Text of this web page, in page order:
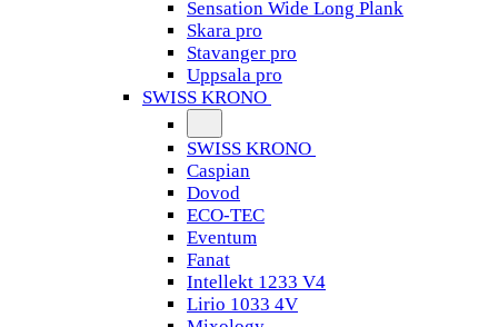
Sensation Wide Long Plank
Skara pro
Stavanger pro
Uppsala pro
SWISS KRONO
SWISS KRONO
Caspian
Dovod
ECO-TEC
Eventum
Fanat
Intellekt 1233 V4
Lirio 1033 4V